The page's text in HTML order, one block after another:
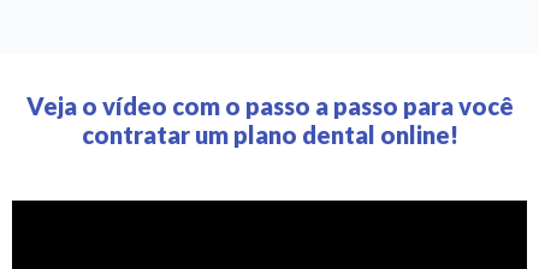
Veja o vídeo com o passo a passo para você
contratar um plano dental online!